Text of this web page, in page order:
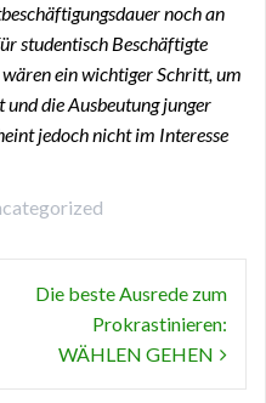
noch an
studentisch Beschäftigte
ein wichtiger Schritt, um
die Ausbeutung junger
jedoch nicht im Interesse
Die beste Ausrede zum
Prokrastinieren:
WÄHLEN GEHEN